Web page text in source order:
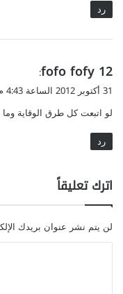
رد
ي
ق
ل
fofo fofy 12
:
31 أكتوبر 2012 الساعة 4:43 م
لو اتبعت كل طرق الوقاية
رد
اترك تعليقاً
لن يتم نشر عنوان بريدك